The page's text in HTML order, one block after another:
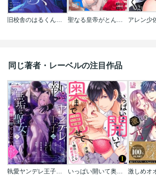
同じ著者・レーベルの注目作品
執愛ヤンデレ王子は無垢な聖女を淫靡に堕としたいアンソロジー いっぱい開いて奥まで見せて?～強引エッチな歯医者さん